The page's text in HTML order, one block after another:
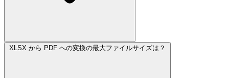
XLSX から PDF への変換の最大ファイルサイズは？